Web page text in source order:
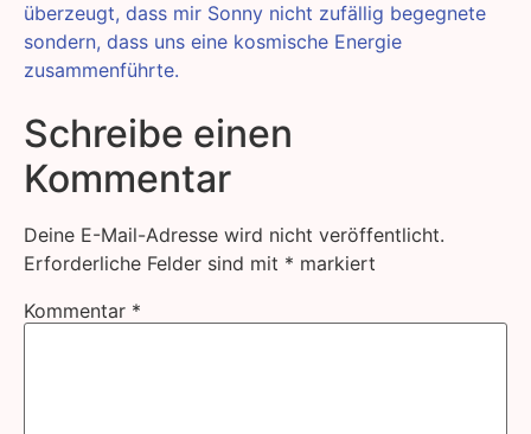
überzeugt, dass mir Sonny nicht zufällig begegnete
sondern, dass uns eine kosmische Energie
zusammenführte.
Schreibe einen
Kommentar
Deine E-Mail-Adresse wird nicht veröffentlicht.
Erforderliche Felder sind mit * markiert
Kommentar *